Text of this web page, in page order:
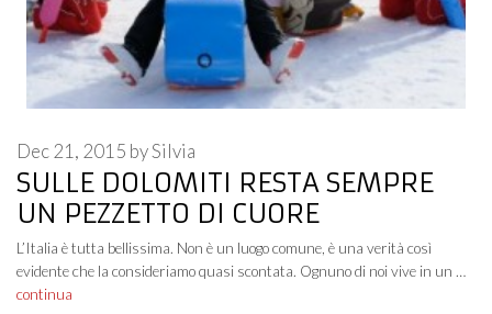
SULLE DOLOMITI RESTA SEMPRE
UN PEZZETTO DI CUORE
Dec 21, 2015 bySilvia
L’Italia è tutta bellissima. Non è un luogo comune, è una verità così
evidente che la consideriamo quasi scontata. Ognuno di noi vive in un …
continua